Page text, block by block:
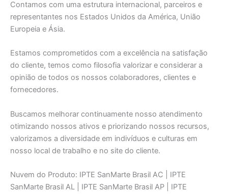
Contamos com uma estrutura internacional, parceiros e
representantes nos Estados Unidos da América, União
Europeia e Ásia.
Estamos comprometidos com a excelência na satisfação
do cliente, temos como filosofia valorizar e considerar a
opinião de todos os nossos colaboradores, clientes e
fornecedores.
Buscamos melhorar continuamente nosso atendimento
otimizando nossos ativos e priorizando nossos recursos,
valorizamos a diversidade em indivíduos e culturas em
nosso local de trabalho e no site do cliente.
Nuvem do Produto: IPTE SanMarte Brasil AC | IPTE
SanMarte Brasil AL | IPTE SanMarte Brasil AP | IPTE